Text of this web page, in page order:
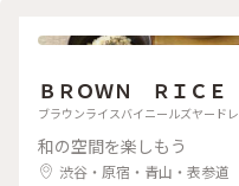
ＢＲＯＷＮ ＲＩＣ
Ｌ’Ｓ ＹＡＲＤ ＲＥ
ブラウンライスバイニールズヤード
和の空間を楽しもう
渋谷・原宿・青山・表参道